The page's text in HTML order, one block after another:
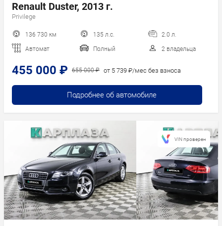
Renault Duster, 2013 г.
Privilege
136 730 км 135 л.с. 2.0 л.
Автомат Полный 2 владельца
455 000 ₽ 655 000 ₽ от 5 739 ₽/мес без взноса
Подробнее об автомобиле
VIN проверен